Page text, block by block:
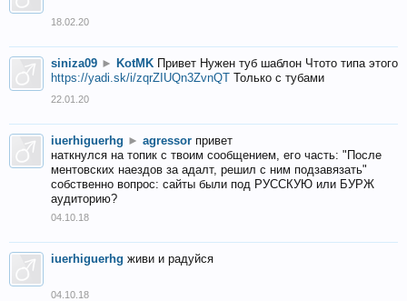
18.02.20
siniza09 ► KotMK Привет Нужен туб шаблон Чтото типа этого
https://yadi.sk/i/zqrZIUQn3ZvnQT Только с тубами
22.01.20
iuerhiguerhg ► agressor привет
наткнулся на топик с твоим сообщением, его часть: "После
ментовских наездов за адалт, решил с ним подзавязать"
собственно вопрос: сайты были под РУССКУЮ или БУРЖ
аудиторию?
04.10.18
iuerhiguerhg живи и радуйся
04.10.18